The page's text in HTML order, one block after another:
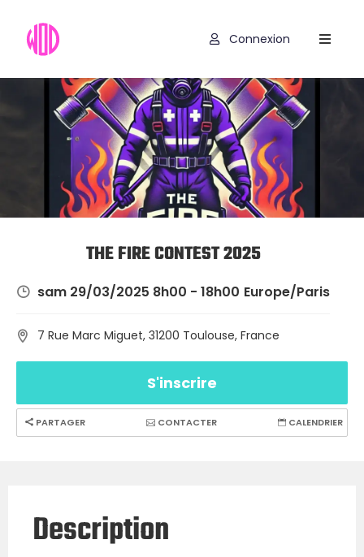
Programmes
Codes
Promo
Connexion
THE FIRE CONTEST 2025
sam 29/03/2025 8h00 - 18h00 Europe/Paris
7 Rue Marc Miguet, 31200 Toulouse, France
S'inscrire
PARTAGER CONTACTER CALENDRIER
Description